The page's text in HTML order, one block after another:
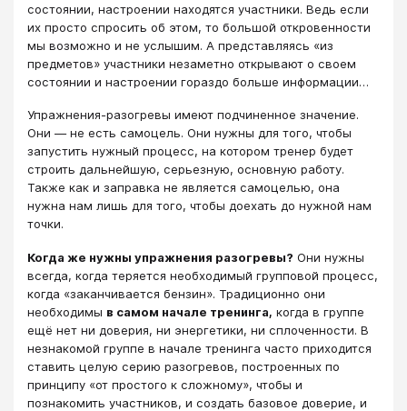
состоянии, настроении находятся участники. Ведь если
их просто спросить об этом, то большой откровенности
мы возможно и не услышим. А представляясь «из
предметов» участники незаметно открывают о своем
состоянии и настроении гораздо больше информации…
Упражнения-разогревы имеют подчиненное значение.
Они — не есть самоцель. Они нужны для того, чтобы
запустить нужный процесс, на котором тренер будет
строить дальнейшую, серьезную, основную работу.
Также как и заправка не является самоцелью, она
нужна нам лишь для того, чтобы доехать до нужной нам
точки.
Когда же нужны упражнения разогревы? Они нужны
всегда, когда теряется необходимый групповой процесс,
когда «заканчивается бензин». Традиционно они
необходимы в самом начале тренинга, когда в группе
ещё нет ни доверия, ни энергетики, ни сплоченности. В
незнакомой группе в начале тренинга часто приходится
ставить целую серию разогревов, построенных по
принципу «от простого к сложному», чтобы и
познакомить участников, и создать базовое доверие, и